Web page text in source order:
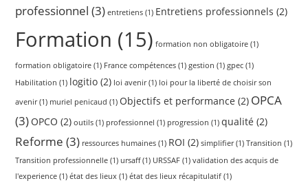
professionnel (3) entretiens (1) Entretiens professionnels (2)
Formation (15) formation non obligatoire (1)
formation obligatoire (1) France compétences (1) gestion (1) gpec (1)
Habilitation (1) logitio (2) loi avenir(1) loi pour la liberté de choisir son
avenir(1) muriel penicaud (1) Objectifs et performance (2) OPCA
(3) OPCO (2) outils (1) professionnel (1) progression (1) qualité (2)
Reforme (3) ressources humaines (1) ROI (2) simplifier(1) Transition (1)
Transition professionnelle (1) ursaff(1) URSSAF (1) validation des acquis de
l'experience (1) état des lieux (1) état des lieux récapitulatif (1)